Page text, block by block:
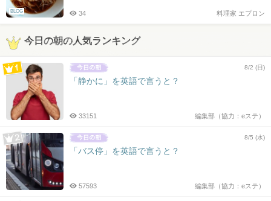
BLOG 料理家 エプロン
34
今日の朝の人気ランキング
8/2 (日)
「静かに」を英語で言うと？
編集部（協力：eステ）
33151
8/5 (水)
「バス停」を英語で言うと？
編集部（協力：eステ）
57593